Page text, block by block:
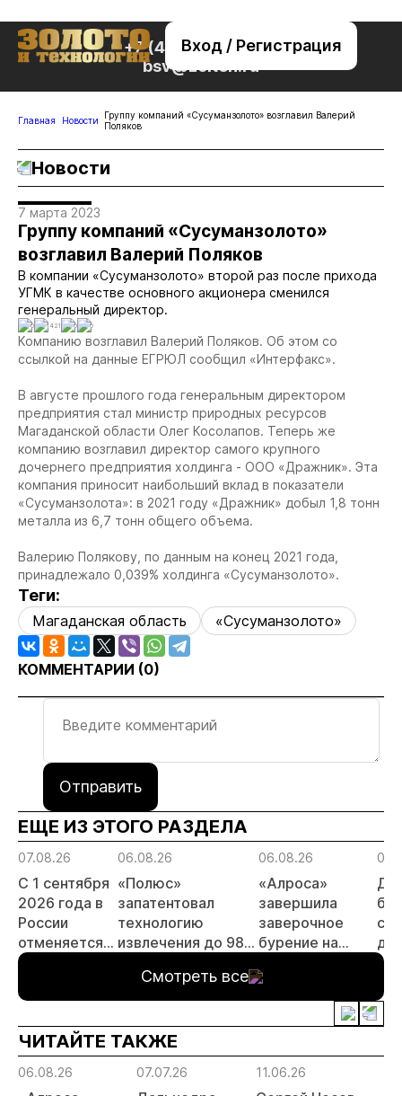
Вход / Регистрация
+7 (495) 221-76-32
bsv@zolteh.ru
Главная Новости
Группу компаний «Сусуманзолото» возглавил Валерий
Поляков
Новости
7 марта 2023
Группу компаний «Сусуманзолото»
возглавил Валерий Поляков
В компании «Сусуманзолото» второй раз после прихода
УГМК в качестве основного акционера сменился
генеральный директор.
0 1421 0 0
Компанию возглавил Валерий Поляков. Об этом со
ссылкой на данные ЕГРЮЛ сообщил «Интерфакс».
В августе прошлого года генеральным директором
предприятия стал министр природных ресурсов
Магаданской области Олег Косолапов. Теперь же
компанию возглавил директор самого крупного
дочернего предприятия холдинга - ООО «Дражник». Эта
компания приносит наибольший вклад в показатели
«Сусуманзолота»: в 2021 году «Дражник» добыл 1,8 тонн
металла из 6,7 тонн общего объема.
Валерию Полякову, по данным на конец 2021 года,
принадлежало 0,039% холдинга «Сусуманзолото».
Теги:
Магаданская область «Сусуманзолото»
КОММЕНТАРИИ (0)
Отправить
ЕЩЕ ИЗ ЭТОГО РАЗДЕЛА
07.08.26
С 1 сентября
2026 года в
России
отменяется
заявительный
россыпи:
отраслевые
риски и
прогнозы для
МСБ
06.08.26
«Полюс»
запатентовал
технологию
извлечения до 98%
металлургического
шлака
06.08.26
«Алроса»
завершила
заверочное
бурение на
месторождении
Дегдекан
Смотреть все
ЧИТАЙТЕ ТАКЖЕ
06.08.26 07.07.26 11.06.26